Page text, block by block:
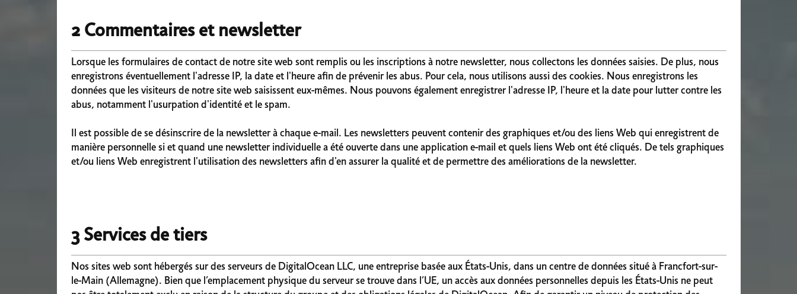
2 Commentaires et newsletter
Lorsque les formulaires de contact de notre site web sont remplis ou les inscriptions à notre newsletter, nous collectons les données saisies. De plus, nous
enregistrons éventuellement l'adresse IP, la date et l'heure afin de prévenir les abus. Pour cela, nous utilisons aussi des cookies. Nous enregistrons les
données que les visiteurs de notre site web saisissent eux-mêmes. Nous pouvons également enregistrer l'adresse IP, l'heure et la date pour lutter contre les
abus, notamment l'usurpation d'identité et le spam.
Il est possible de se désinscrire de la newsletter à chaque e-mail. Les newsletters peuvent contenir des graphiques et/ou des liens Web qui enregistrent de
manière personnelle si et quand une newsletter individuelle a été ouverte dans une application e-mail et quels liens Web ont été cliqués. De tels graphiques
et/ou liens Web enregistrent l'utilisation des newsletters afin d'en assurer la qualité et de permettre des améliorations de la newsletter.
3 Services de tiers
Nos sites web sont hébergés sur des serveurs de DigitalOcean LLC, une entreprise basée aux États-Unis, dans un centre de données situé à Francfort-sur-
le-Main (Allemagne). Bien que l’emplacement physique du serveur se trouve dans l’UE, un accès aux données personnelles depuis les États-Unis ne peut